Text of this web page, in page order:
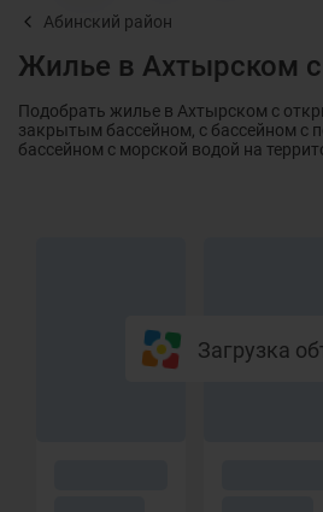
Абинский район
Жилье в Ахтырском
Подобрать жилье в Ахтырском с
закрытым бассейном, с бассейном с
бассейном с морской водой на
Загрузка